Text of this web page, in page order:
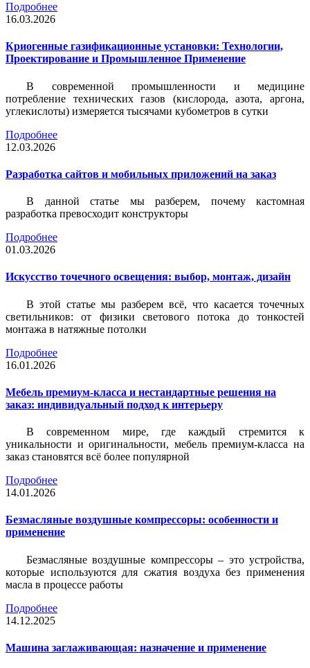
Подробнее
16.03.2026
Криогенные газификационные установки: Технологии,
Проектирование и Промышленное Применение
В современной промышленности и медицине
потребление технических газов (кислорода, азота, аргона,
углекислоты) измеряется тысячами кубометров в сутки
Подробнее
12.03.2026
Разработка сайтов и мобильных приложений на заказ
В данной статье мы разберем, почему кастомная
разработка превосходит конструкторы
Подробнее
01.03.2026
Искусство точечного освещения: выбор, монтаж, дизайн
В этой статье мы разберем всё, что касается точечных
светильников: от физики светового потока до тонкостей
монтажа в натяжные потолки
Подробнее
16.01.2026
Мебель премиум-класса и нестандартные решения на
заказ: индивидуальный подход к интерьеру
В современном мире, где каждый стремится к
уникальности и оригинальности, мебель премиум-класса на
заказ становятся всё более популярной
Подробнее
14.01.2026
Безмасляные воздушные компрессоры: особенности и
применение
Безмасляные воздушные компрессоры – это устройства,
которые используются для сжатия воздуха без применения
масла в процессе работы
Подробнее
14.12.2025
Машина заглаживающая: назначение и применение